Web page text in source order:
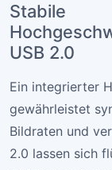
Stabile
USB 2.0
Ein integrierter
gewährleistet
Bildraten und
2.0 lassen sich